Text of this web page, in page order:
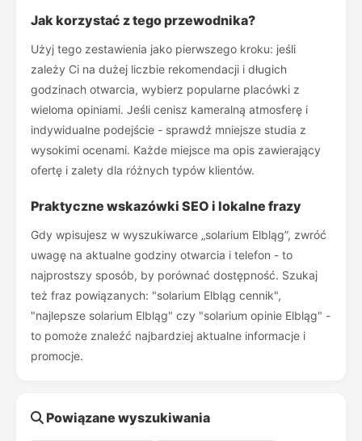
Jak korzystać z tego przewodnika?
Użyj tego zestawienia jako pierwszego kroku: jeśli
zależy Ci na dużej liczbie rekomendacji i długich
godzinach otwarcia, wybierz popularne placówki z
wieloma opiniami. Jeśli cenisz kameralną atmosferę i
indywidualne podejście - sprawdź mniejsze studia z
wysokimi ocenami. Każde miejsce ma opis zawierający
ofertę i zalety dla różnych typów klientów.
Praktyczne wskazówki SEO i lokalne frazy
Gdy wpisujesz w wyszukiwarce „solarium Elbląg”, zwróć
uwagę na aktualne godziny otwarcia i telefon - to
najprostszy sposób, by porównać dostępność. Szukaj
też fraz powiązanych: "solarium Elbląg cennik",
"najlepsze solarium Elbląg" czy "solarium opinie Elbląg" -
to pomoże znaleźć najbardziej aktualne informacje i
promocje.
Powiązane wyszukiwania